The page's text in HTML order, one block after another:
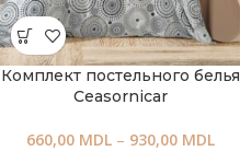
Комплект постельного белья
Ceasornicar
660,00 MDL – 930,00 MDL